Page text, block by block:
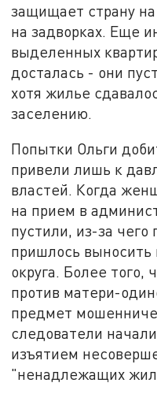
защищает страну
на задворках. Еще
выделенных
досталась - они
хотя жилье
заселению.
Попытки Ольги
привели лишь к
властей. Когда
на прием в
пустили, из-за чего
пришлось выносить
округа. Более того,
против матери-
предмет
следователи
изъятием
"ненадлежащих